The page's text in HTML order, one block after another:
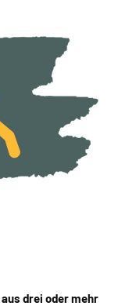
aus drei oder mehr